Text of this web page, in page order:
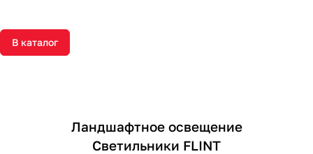
В каталог
Ландшафтное освещение
Светильники FLINT